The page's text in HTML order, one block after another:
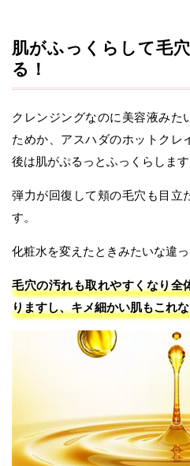
肌がふっくらして毛
る！
クレンジングなのに美容液みた
ためか、アスハダのホットクレ
後は肌がぷるっとふっくらします
弾力が回復して頬の毛穴も目立
す。
化粧水を変えたときみたいな違
毛穴の汚れも取れやすくなり全
りますし、キメ細かい肌もこれ